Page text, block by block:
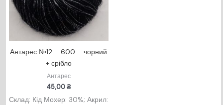
Антарес №12 – 600 – чорний
+ срібло
Антарес
45,00₴
Склад: Кід Мохер: 30%; Акрил: